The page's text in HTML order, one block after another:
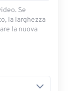
Se
la larghezza
la nuova